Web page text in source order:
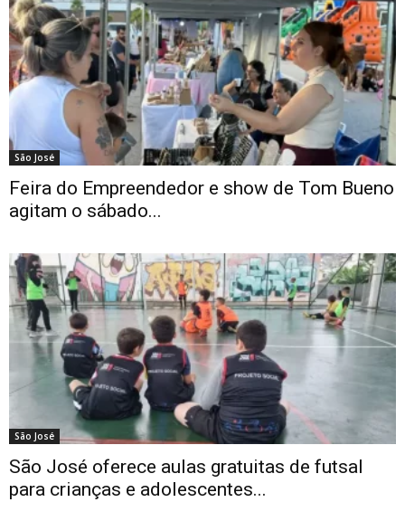
São José
Feira do Empreendedor e show de Tom Bueno
agitam o sábado...
São José
São José oferece aulas gratuitas de futsal
para crianças e adolescentes...